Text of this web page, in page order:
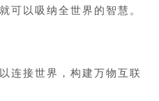
可以吸纳全世界的智慧。
连接世界，构建万物互联